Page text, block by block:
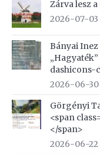
Zárva lesz
2026-07-03
Bányai
dashicons-
2026-06-30
Görgényi
<span
</span>
2026-06-22